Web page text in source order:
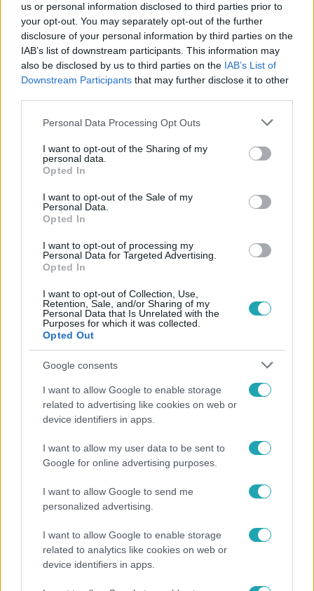
us or personal information disclosed to third parties prior to
your opt-out. You may separately opt-out of the further
disclosure of your personal information by third parties on the
IAB’s list of downstream participants. This information may
also be disclosed by us to third parties on the IAB’s List of
Downstream Participants that may further disclose it to other
Please note that this website/app uses one or more Google
not limited to your visit or usage behaviour. You may click to
grant or deny consent to Google and its third-party tags to
use your data for below specified purposes in below Google
consent section.
Personal Data Processing Opt Outs
I want to opt-out of the Sharing of my
personal data.
Opted In
I want to opt-out of the Sale of my
Personal Data.
Opted In
I want to opt-out of processing my
Personal Data for Targeted Advertising.
Opted In
I want to opt-out of Collection, Use,
Retention, Sale, and/or Sharing of my
Personal Data that Is Unrelated with the
Purposes for which it was collected.
Opted Out
Google consents
I want to allow Google to enable storage
related to advertising like cookies on web or
device identifiers in apps.
I want to allow my user data to be sent to
Google for online advertising purposes.
I want to allow Google to send me
personalized advertising.
I want to allow Google to enable storage
related to analytics like cookies on web or
device identifiers in apps.
Kövess minket, és értesülj a friss hírekről a
Facebookon is!
Követem
REGGELI #VIDEÓ
FŰSZER # FAHÉJ
Népszerű
8:33
Rubint Réka: A betegség megtanított türelmesnek